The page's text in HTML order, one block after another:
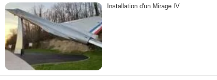
Installation d'un Mirage IV